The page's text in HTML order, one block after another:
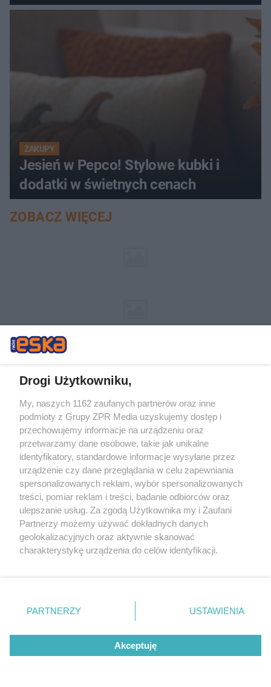
ZAKUPY
Jesień w Pepco! Stylowe kubki i
dodatki w świetnych cenach
ZOBACZ WIĘCEJ
Internecie bez pisemnej zgody właściciela praw. Jakiekolwiek użycie lub
ścigane prawnie.
Drogi Użytkowniku,
My, naszych 1162 zaufanych partnerów oraz inne
podmioty z Grupy ZPR Media uzyskujemy dostęp i
przechowujemy informacje na urządzeniu oraz
przetwarzamy dane osobowe, takie jak unikalne
identyfikatory, standardowe informacje wysyłane przez
urządzenie czy dane przeglądania w celu zapewniania
spersonalizowanych reklam, wybór spersonalizowanych
treści, pomiar reklam i treści, badanie odbiorców oraz
ulepszanie usług. Za zgodą Użytkownika my i Zaufani
Partnerzy możemy używać dokładnych danych
geolokalizacyjnych oraz aktywnie skanować
charakterystykę urządzenia do celów identyfikacji.
zmienić/wycofać klikając przycisk ustawień prywatności
znajdujący się w lewym dolnym rogu strony
rodzaje przetwarzania danych nie wymagają zgody
użytkownika, ale masz prawo sprzeciwić się takiemu
przetwarzaniu. Preferencje będą miały zastosowanie tylko
PARTNERZY USTAWIENIA
Akceptuję